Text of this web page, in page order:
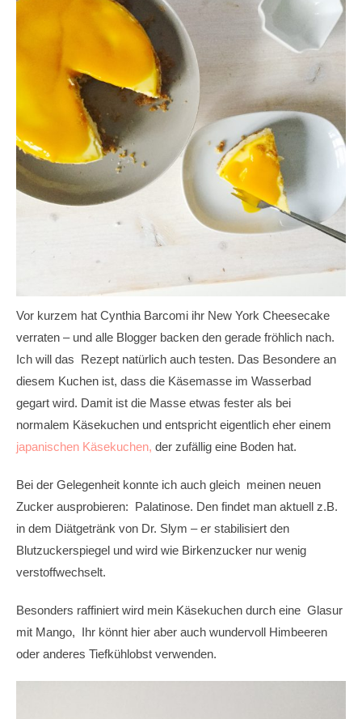
Vor kurzem hat Cynthia Barcomi ihr New York Cheesecake
verraten – und alle Blogger backen den gerade fröhlich nach.
Ich will das Rezept natürlich auch testen. Das Besondere an
diesem Kuchen ist, dass die Käsemasse im Wasserbad
gegart wird. Damit ist die Masse etwas fester als bei
normalem Käsekuchen und entspricht eigentlich eher einem
japanischen Käsekuchen, der zufällig eine Boden hat.
Bei der Gelegenheit konnte ich auch gleich meinen neuen
Zucker ausprobieren: Palatinose. Den findet man aktuell z.B.
in dem Diätgetränk von Dr. Slym – er stabilisiert den
Blutzuckerspiegel und wird wie Birkenzucker nur wenig
verstoffwechselt.
Besonders raffiniert wird mein Käsekuchen durch eine Glasur
mit Mango, Ihr könnt hier aber auch wundervoll Himbeeren
oder anderes Tiefkühlobst verwenden.